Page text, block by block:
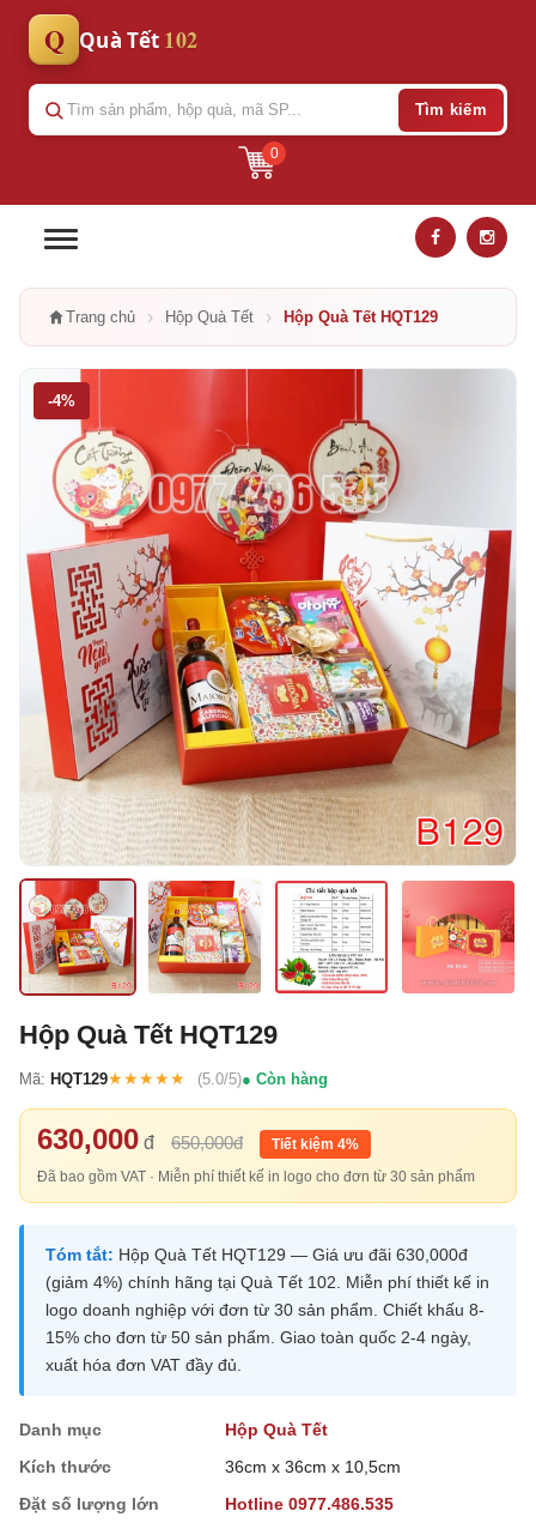
Q Quà Tết 102
0
Tìm kiếm
Trang chủ › Hộp Quà Tết › Hộp Quà Tết HQT129
-4%
Hộp Quà Tết HQT129
Mã: HQT129★★★★★ (5.0/5) Còn hàng
630,000 đ 650,000đ
Tiết kiệm 4%
Đã bao gồm VAT · Miễn phí thiết kế in logo cho đơn từ 30 sản phẩm
Tóm tắt: Hộp Quà Tết HQT129 — Giá ưu đãi 630,000đ
(giảm 4%) chính hãng tại Quà Tết 102. Miễn phí thiết kế in
logo doanh nghiệp với đơn từ 30 sản phẩm. Chiết khấu 8-
15% cho đơn từ 50 sản phẩm. Giao toàn quốc 2-4 ngày,
xuất hóa đơn VAT đầy đủ.
Danh mục
Hộp Quà Tết
Kích thước
36cm x 36cm x 10,5cm
Đặt số lượng lớn
Hotline 0977.486.535